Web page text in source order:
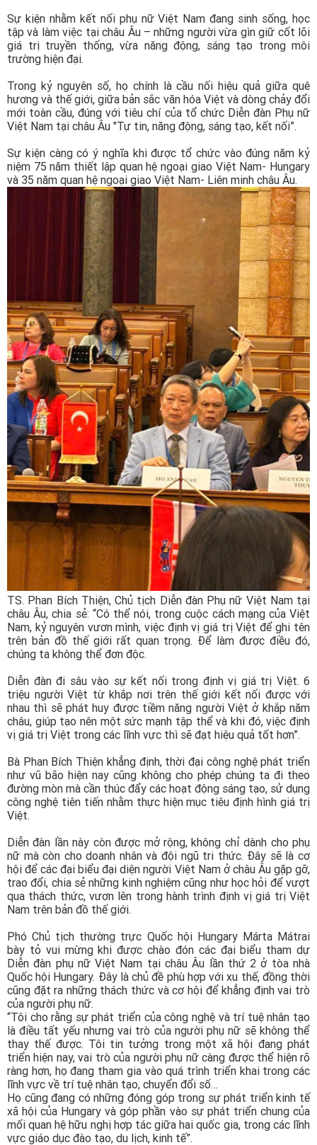
Sự kiện nhằm kết nối phụ nữ Việt Nam đang sinh sống, học
tập và làm việc tại châu Âu – những người vừa gìn giữ cốt lõi
giá trị truyền thống, vừa năng động, sáng tạo trong môi
trường hiện đại.
Trong kỷ nguyên số, họ chính là cầu nối hiệu quả giữa quê
hương và thế giới, giữa bản sắc văn hóa Việt và dòng chảy đổi
mới toàn cầu, đúng với tiêu chí của tổ chức Diễn đàn Phụ nữ
Việt Nam tại châu Âu "Tự tin, năng động, sáng tạo, kết nối”.
Sự kiện càng có ý nghĩa khi được tổ chức vào đúng năm kỷ
niệm 75 năm thiết lập quan hệ ngoại giao Việt Nam- Hungary
và 35 năm quan hệ ngoại giao Việt Nam- Liên minh châu Âu.
TS. Phan Bích Thiện, Chủ tịch Diễn đàn Phụ nữ Việt Nam tại
châu Âu, chia sẻ: “Có thể nói, trong cuộc cách mạng của Việt
Nam, kỷ nguyên vươn mình, việc định vị giá trị Việt để ghi tên
trên bản đồ thế giới rất quan trọng. Để làm được điều đó,
chúng ta không thể đơn độc.
Diễn đàn đi sâu vào sự kết nối trong định vị giá trị Việt. 6
triệu người Việt từ khắp nơi trên thế giới kết nối được với
nhau thì sẽ phát huy được tiềm năng người Việt ở khắp năm
châu, giúp tạo nên một sức mạnh tập thể và khi đó, việc định
vị giá trị Việt trong các lĩnh vực thì sẽ đạt hiệu quả tốt hơn”.
Bà Phan Bích Thiện khẳng định, thời đại công nghệ phát triển
như vũ bão hiện nay cũng không cho phép chúng ta đi theo
đường mòn mà cần thúc đẩy các hoạt động sáng tạo, sử dụng
công nghệ tiên tiến nhằm thực hiện mục tiêu định hình giá trị
Việt.
Diễn đàn lần này còn được mở rộng, không chỉ dành cho phụ
nữ mà còn cho doanh nhân và đội ngũ tri thức. Đây sẽ là cơ
hội để các đại biểu đại diện người Việt Nam ở châu Âu gặp gỡ,
trao đổi, chia sẻ những kinh nghiệm cũng như học hỏi để vượt
qua thách thức, vươn lên trong hành trình định vị giá trị Việt
Nam trên bản đồ thế giới.
Phó Chủ tịch thường trực Quốc hội Hungary Márta Mátrai
bày tỏ vui mừng khi được chào đón các đại biểu tham dự
Diễn đàn phụ nữ Việt Nam tại châu Âu lần thứ 2 ở tòa nhà
Quốc hội Hungary. Đây là chủ đề phù hợp với xu thế, đồng thời
cũng đặt ra những thách thức và cơ hội để khẳng định vai trò
của người phụ nữ.
“Tôi cho rằng sự phát triển của công nghệ và trí tuệ nhân tạo
là điều tất yếu nhưng vai trò của người phụ nữ sẽ không thể
thay thế được. Tôi tin tưởng trong một xã hội đang phát
triển hiện nay, vai trò của người phụ nữ càng được thể hiện rõ
ràng hơn, họ đang tham gia vào quá trình triển khai trong các
lĩnh vực về trí tuệ nhân tạo, chuyển đổi số…
Họ cũng đang có những đóng góp trong sự phát triển kinh tế
xã hội của Hungary và góp phần vào sự phát triển chung của
mối quan hệ hữu nghị hợp tác giữa hai quốc gia, trong các lĩnh
vực giáo dục đào tạo, du lịch, kinh tế”.